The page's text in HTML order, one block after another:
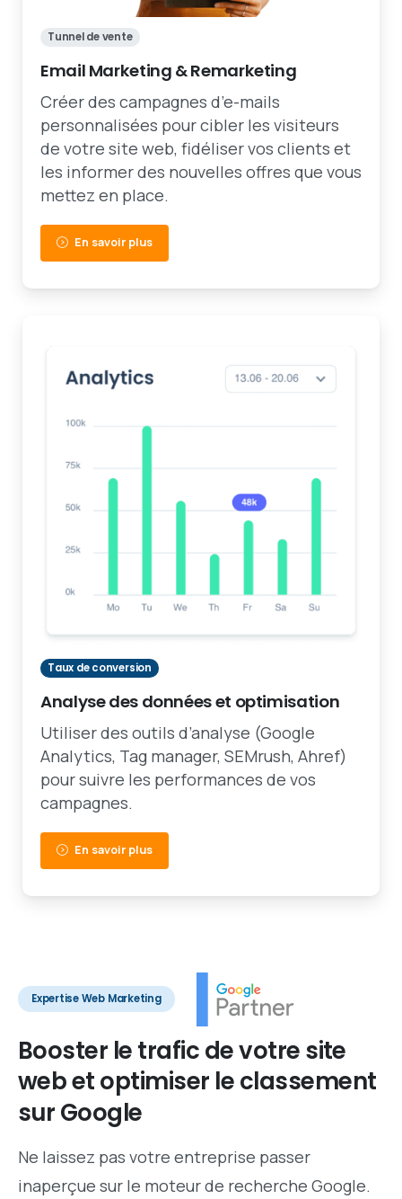
Tunnel de vente
Email Marketing & Remarketing
Créer des campagnes d’e-mails
personnalisées pour cibler les visiteurs
de votre site web, fidéliser vos clients et
les informer des nouvelles offres que vous
mettez en place.
En savoir plus
Taux de conversion
Analyse des données et optimisation
Utiliser des outils d’analyse (Google
Analytics, Tag manager, SEMrush, Ahref)
pour suivre les performances de vos
campagnes.
En savoir plus
Expertise Web Marketing
Booster letraficdevotresite
webetoptimiser leclassement
surGoogle
Ne laissez pas votre entreprise passer
inaperçue sur le moteur de recherche Google.